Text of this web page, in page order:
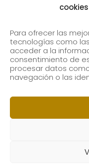
cookies
Para ofrecer las
tecnologías como
acceder a la
consentimiento de
procesar datos
navegación o las
Subscribe to our
email.